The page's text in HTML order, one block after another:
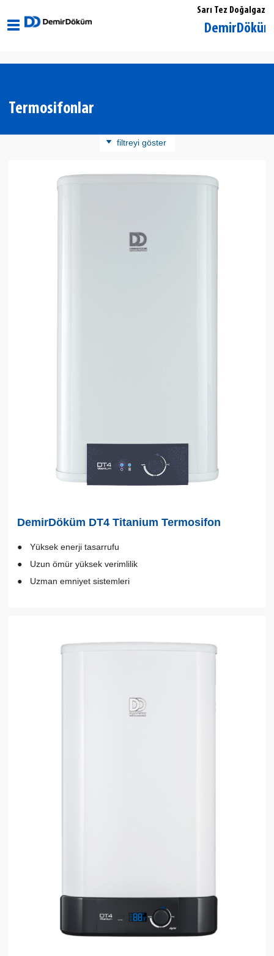
Sarı Tez Doğalgaz
Eskişehir Merkez DemirDöküm Yetkili
Termosifonlar
filtreyi göster
DemirDöküm DT4 Titanium Termosifon
Yüksek enerji tasarrufu
Uzun ömür yüksek verimlilik
Uzman emniyet sistemleri